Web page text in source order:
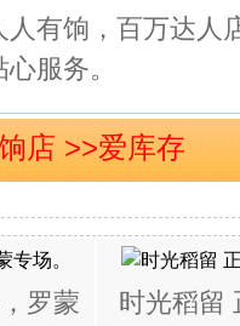
人有饷，百万达人
心服务。
店 >>爱库存
罗蒙
时光稻留